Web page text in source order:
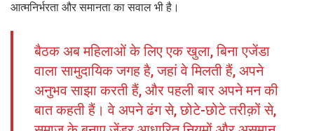
आत्मनिर्भरता और समानता का सवाल भी है।
बैठक अब महिलाओं के लिए एक खुला, बिना एजेंडा
वाला सामुदायिक जगह है, जहां वे मिलती हैं, अपने
अनुभव साझा करती हैं, और पहली बार अपने मन की
बात कहती हैं। वे अपने ढंग से, छोटे-छोटे तरीक़ों से,